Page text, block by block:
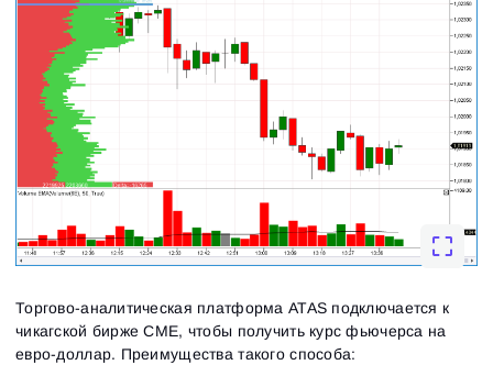
Торгово-аналитическая платформа ATAS подключается к
чикагской бирже CME, чтобы получить курс фьючерса на
евро-доллар. Преимущества такого способа: